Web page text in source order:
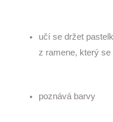
učí se držet
z ramene, který
poznává barvy